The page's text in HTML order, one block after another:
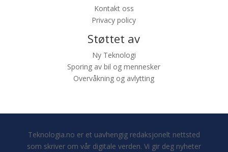
Kontakt oss
Privacy policy
Støttet av
Ny Teknologi
Sporing av bil og mennesker
Overvåkning og avlytting
Teknologia.no er et uavhengig redaksjonelt nettsted
som skriver om vår digitale verden. Vi gir deg nyheter